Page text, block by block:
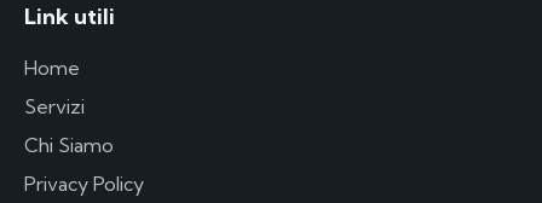
Link utili
Home
Servizi
Chi Siamo
Privacy Policy